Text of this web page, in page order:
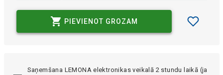
PIEVIENOT GROZAM
Saņemšana LEMONA elektronikas veikalā 2 stundu laikā (ja